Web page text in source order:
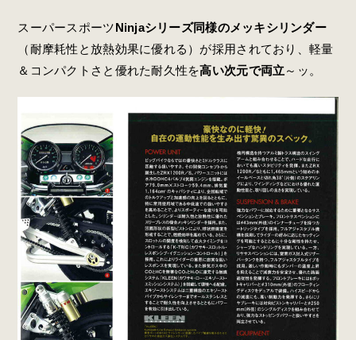
スーパースポーツNinjaシリーズ同様のメッキシリンダー
（耐摩耗性と放熱効果に優れる）が採用されており、軽量
＆コンパクトさと優れた耐久性を高い次元で両立～ッ。